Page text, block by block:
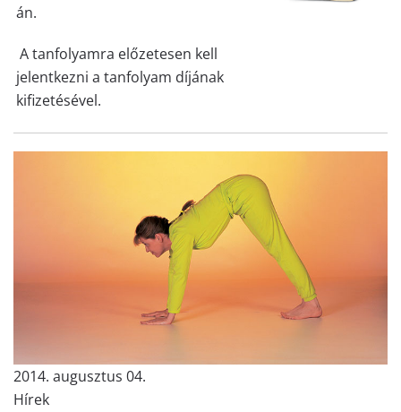
án.
A tanfolyamra előzetesen kell
jelentkezni a tanfolyam díjának
kifizetésével.
2014. augusztus 04.
Hírek